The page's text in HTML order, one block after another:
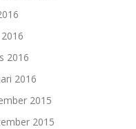
2016
2016
2015
2015